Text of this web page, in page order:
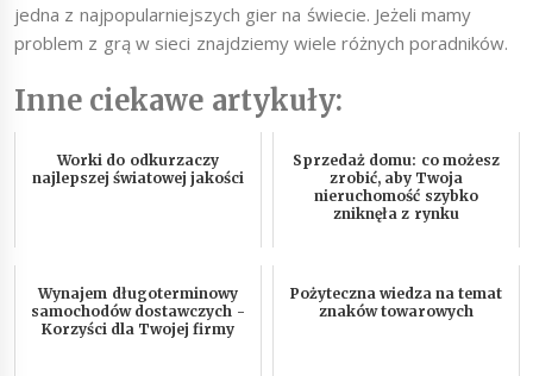
jedna z najpopularniejszych gier na świecie. Jeżeli mamy
problem z grą w sieci znajdziemy wiele różnych poradników.
Inne ciekawe artykuły:
Worki do odkurzaczy
najlepszej światowej jakości
Sprzedaż domu: co możesz
zrobić, aby Twoja
nieruchomość szybko
zniknęła z rynku
Wynajem długoterminowy
samochodów dostawczych -
Korzyści dla Twojej firmy
Pożyteczna wiedza na temat
znaków towarowych